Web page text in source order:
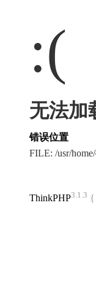
:(
无法加
错误位置
FILE: /usr/
ThinkPHP3.1.3 {